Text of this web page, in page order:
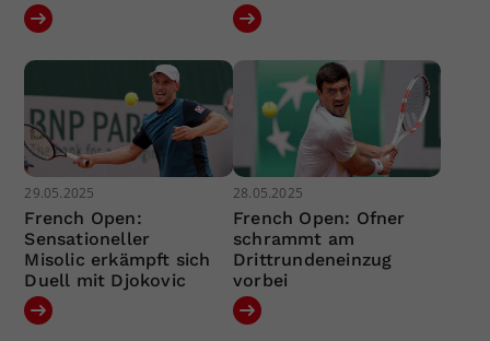
29.05.2025
French Open:
Sensationeller
Misolic erkämpft sich
Duell mit Djokovic
28.05.2025
French Open: Ofner
schrammt am
Drittrundeneinzug
vorbei